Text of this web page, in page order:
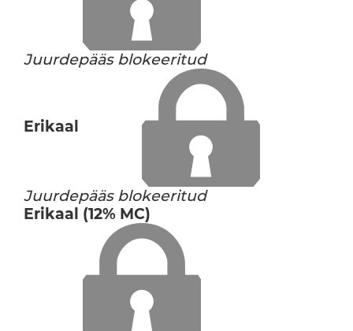
Juurdepääs blokeeritud
Erikaal
Juurdepääs blokeeritud
Erikaal (12% MC)